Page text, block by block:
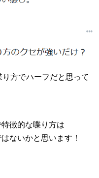
方でハーフだと思って
徴的な喋り方は
ないかと思います！